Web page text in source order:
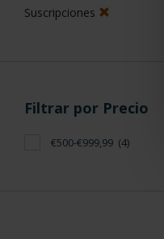
Suscripciones
Filtrar por Precio
€500-€999,99 (4)